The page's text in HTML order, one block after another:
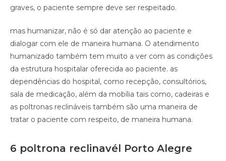
graves, o paciente sempre deve ser respeitado.
mas humanizar, não é só dar atenção ao paciente e
dialogar com ele de maneira humana. O atendimento
humanizado também tem muito a ver com as condições
da estrutura hospitalar oferecida ao paciente. as
dependências do hospital, como recepção, consultórios,
sala de medicação, além da mobília tais como, cadeiras e
as poltronas reclináveis também são uma maneira de
tratar o paciente com respeito, de maneira humana.
6 poltrona reclinavél Porto Alegre